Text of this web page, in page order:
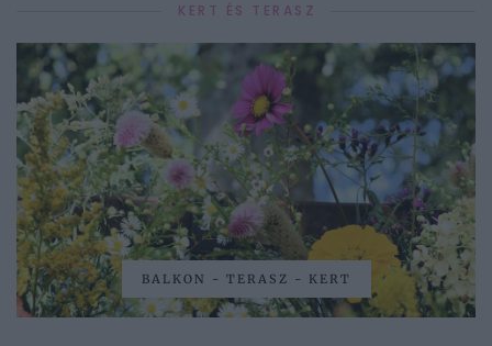
KERT ÉS TERASZ
BALKON - TERASZ - KERT